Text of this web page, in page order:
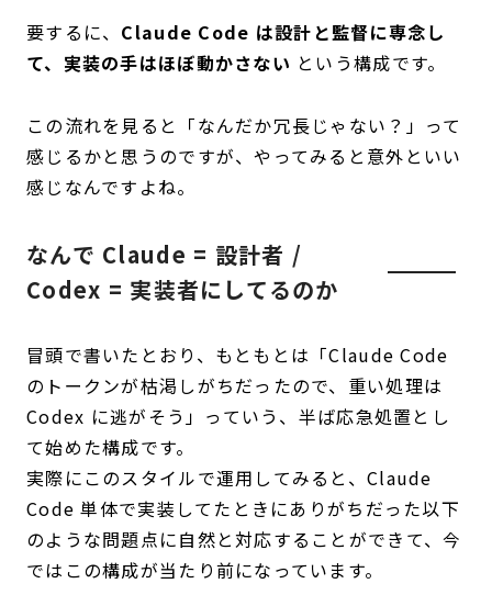
要するに、 Claude Code は設計と監督に専念し
て、実装の手はほぼ動かさない という構成です。
この流れを見ると「なんだか冗長じゃない？」って
感じるかと思うのですが、やってみると意外といい
感じなんですよね。
なんで Claude = 設計者 /
Codex = 実装者にしてるのか
冒頭で書いたとおり、もともとは「Claude Code
のトークンが枯渇しがちだったので、重い処理は
Codex に逃がそう」っていう、半ば応急処置とし
て始めた構成です。
実際にこのスタイルで運用してみると、Claude
Code 単体で実装してたときにありがちだった以下
のような問題点に自然と対応することができて、今
ではこの構成が当たり前になっています。